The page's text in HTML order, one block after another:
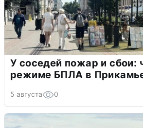
У соседей пожар и сбои:
режиме БПЛА в
5 августа 0